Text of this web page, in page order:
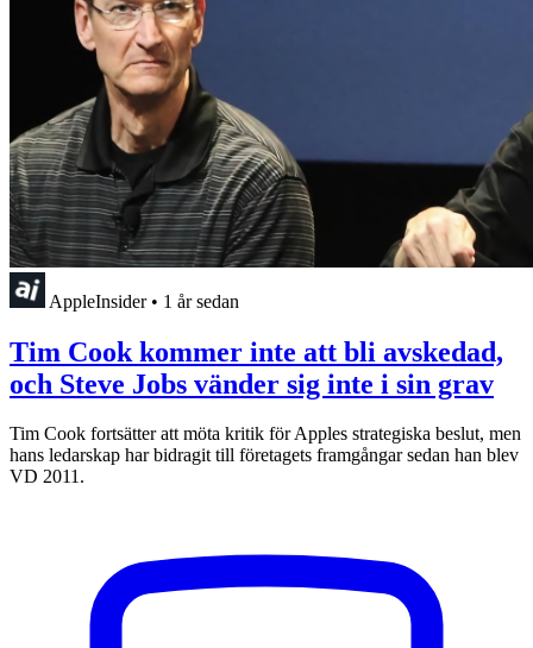
AppleInsider • 1 år sedan
Tim Cook kommer inte att bli avskedad,
och Steve Jobs vänder sig inte i sin grav
Tim Cook fortsätter att möta kritik för Apples strategiska beslut, men
hans ledarskap har bidragit till företagets framgångar sedan han blev
VD 2011.